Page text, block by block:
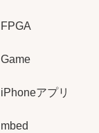
FPGA
Game
iPhoneアプリ
mbed